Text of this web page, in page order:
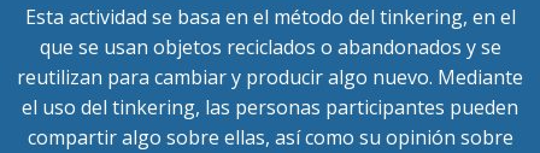
Esta actividad se basa en el método del tinkering, en el
que se usan objetos reciclados o abandonados y se
reutilizan para cambiar y producir algo nuevo. Mediante
el uso del tinkering, las personas participantes pueden
compartir algo sobre ellas, así como su opinión sobre